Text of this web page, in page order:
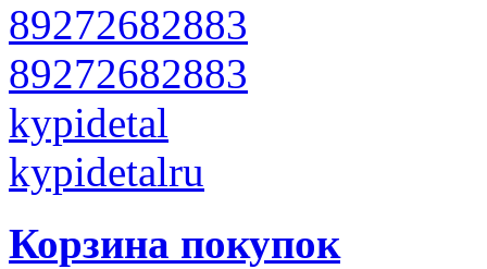
89272682883
89272682883
kypidetal
kypidetalru
Корзина покупок